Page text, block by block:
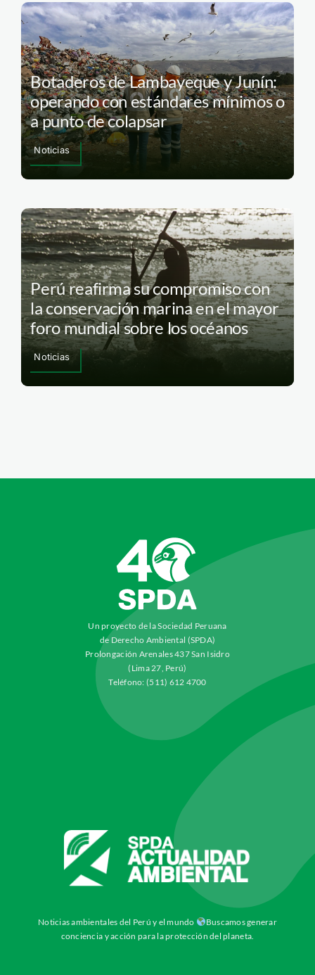
Botaderos de Lambayeque y Junín:
operando con estándares mínimos o
a punto de colapsar
Noticias
Perú reafirma su compromiso con
la conservación marina en el mayor
foro mundial sobre los océanos
Noticias
Un proyecto de la Sociedad Peruana
de Derecho Ambiental (SPDA)
Prolongación Arenales 437 San Isidro
(Lima 27, Perú)
Teléfono: (511) 612 4700
Noticias ambientales del Perú y el mundo
Buscamos generar
conciencia y acción para la protección del planeta.